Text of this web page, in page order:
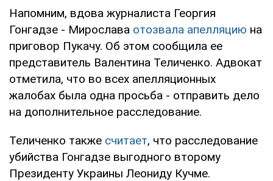
Напомним, вдова журналиста Георгия
Гонгадзе - Мирослава отозвала апелляцию на
приговор Пукачу. Об этом сообщила ее
представитель Валентина Теличенко. Адвокат
отметила, что во всех апелляционных
жалобах была одна просьба - отправить дело
на дополнительное расследование.
Теличенко также считает, что расследование
убийства Гонгадзе выгодного второму
Президенту Украины Леониду Кучме.